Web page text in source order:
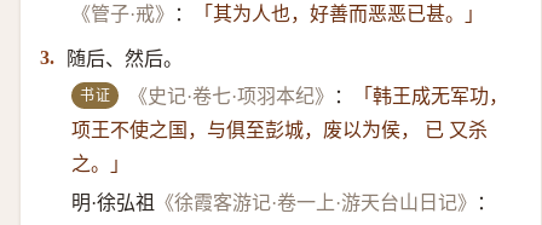
《管子·戒》
： 「其为人也，好善而恶恶已甚。」
3. 随后、然后。
书证 《史记·卷七·项羽本纪》 ：
「韩王成无军功，
项王不使之国，与俱至彭城，废以为侯， 已 又杀
之。」
明·徐弘祖
《徐霞客游记·卷一上·游天台山日记》
：